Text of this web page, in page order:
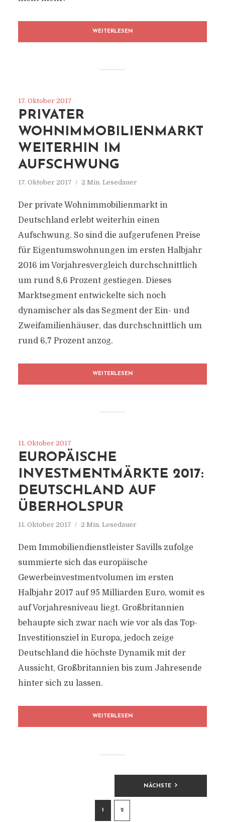
WEITERLESEN
17. Oktober 2017
PRIVATER
WOHNIMMOBILIENMARKT
WEITERHIN IM
AUFSCHWUNG
17. Oktober 2017 2 Min. Lesedauer
Der private Wohnimmobilienmarkt in
Deutschland erlebt weiterhin einen
Aufschwung. So sind die aufgerufenen Preise
für Eigentumswohnungen im ersten Halbjahr
2016 im Vorjahresvergleich durchschnittlich
um rund 8,6 Prozent gestiegen. Dieses
Marktsegment entwickelte sich noch
dynamischer als das Segment der Ein- und
Zweifamilienhäuser, das durchschnittlich um
rund 6,7 Prozent anzog.
WEITERLESEN
11. Oktober 2017
EUROPÄISCHE
INVESTMENTMÄRKTE 2017:
DEUTSCHLAND AUF
ÜBERHOLSPUR
11. Oktober 2017 2 Min. Lesedauer
Dem Immobiliendienstleister Savills zufolge
summierte sich das europäische
Gewerbeinvestmentvolumen im ersten
Halbjahr 2017 auf 95 Milliarden Euro, womit es
auf Vorjahresniveau liegt. Großbritannien
behaupte sich zwar nach wie vor als das Top-
Investitionsziel in Europa, jedoch zeige
Deutschland die höchste Dynamik mit der
Aussicht, Großbritannien bis zum Jahresende
hinter sich zu lassen.
WEITERLESEN
BEITRAGSNAVIGATION
1 2
NÄCHSTE